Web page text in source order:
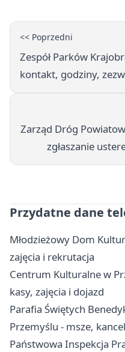
<< Poprzedni
Zespół Parków
kontakt, godziny,
Zarząd Dróg
zgłaszanie
Przydatne dane
Młodzieżowy Dom
zajęcia i rekrutacja
Centrum Kulturalne w
kasy, zajęcia i dojazd
Parafia Świętych
Przemyślu - msze,
Państwowa Inspekcja